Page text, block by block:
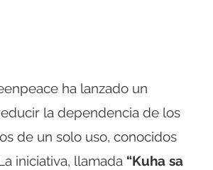
ha lanzado un
la dependencia de los
de un solo uso, conocidos
iniciativa, llamada “Kuha sa